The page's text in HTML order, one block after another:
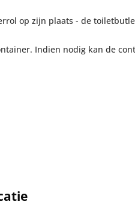
op zijn plaats - de
Indien nodig kan de